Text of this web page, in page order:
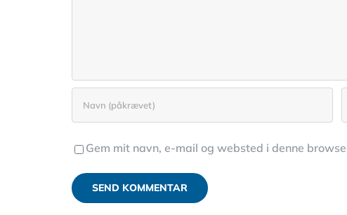
Gem mit navn, e-mail og websted i denne